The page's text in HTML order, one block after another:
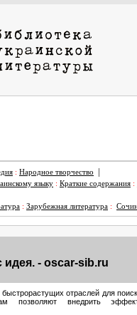
: Народное творчество
|
языку : Краткие содержания :
: Зарубежная литература :
- oscar-sib.ru
отраслей для
внедрить